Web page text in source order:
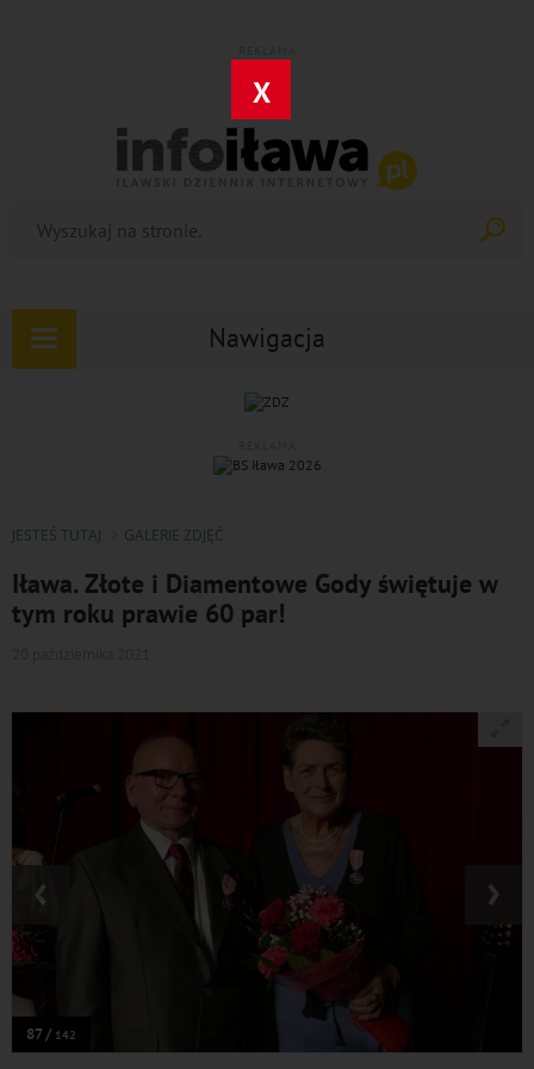
X
Nawigacja
Rozwiń
JESTEŚ TUTAJ GALERIE ZDJĘĆ
Iława. Złote i Diamentowe Gody świętuje w
tym roku prawie 60 par!
87 / 142
‹ ›